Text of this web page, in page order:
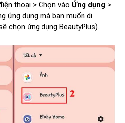
thoại > Chọn vào Ứng dụng >
ứng dụng mà bạn muốn di
chọn ứng dụng BeautyPlus).